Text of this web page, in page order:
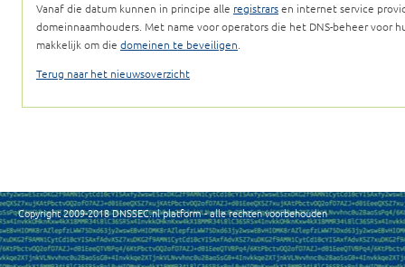
Vanaf die datum kunnen in principe alle registrarsen internet service
domeinnaamhouders. Met name voor operators die het DNS-beheer voor
makkelijk om die domeinen te beveiligen.
Terug naar het nieuwsoverzicht
Copyright 2009-2018 DNSSEC.nl platform - alle rechten voorbehouden